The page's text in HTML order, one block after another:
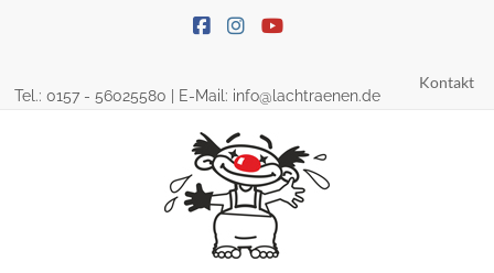
Tel.:0157 - 56025580 | E-Mail: info@lachtraenen.de
Kontakt